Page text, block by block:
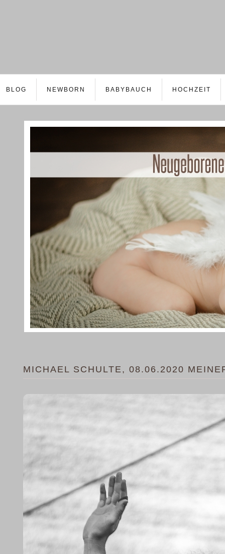
BLOG NEWBORN BABYBAUCH HOCHZEIT
MICHAEL SCHULTE, 08.06.2020